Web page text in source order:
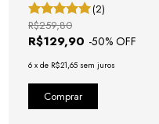
(2)
R$129,90 -50% OFF
R$259,80
6 x de R$21,65 sem juros